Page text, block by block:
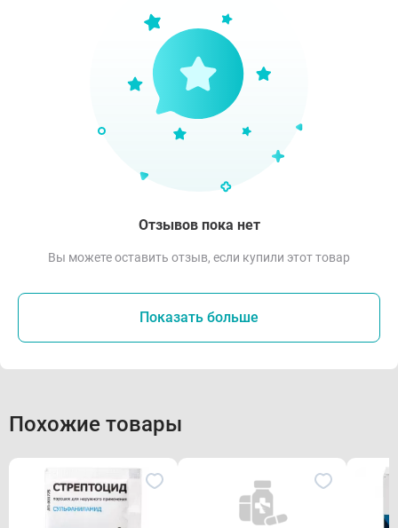
Отзывов пока нет
Вы можете оставить отзыв, если купили этот товар
Показать больше
Похожие товары